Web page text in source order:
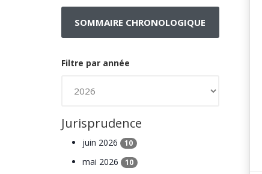
SOMMAIRE CHRONOLOGIQUE
Filtre par année
Jurisprudence
juin 2026 10
mai 2026 10